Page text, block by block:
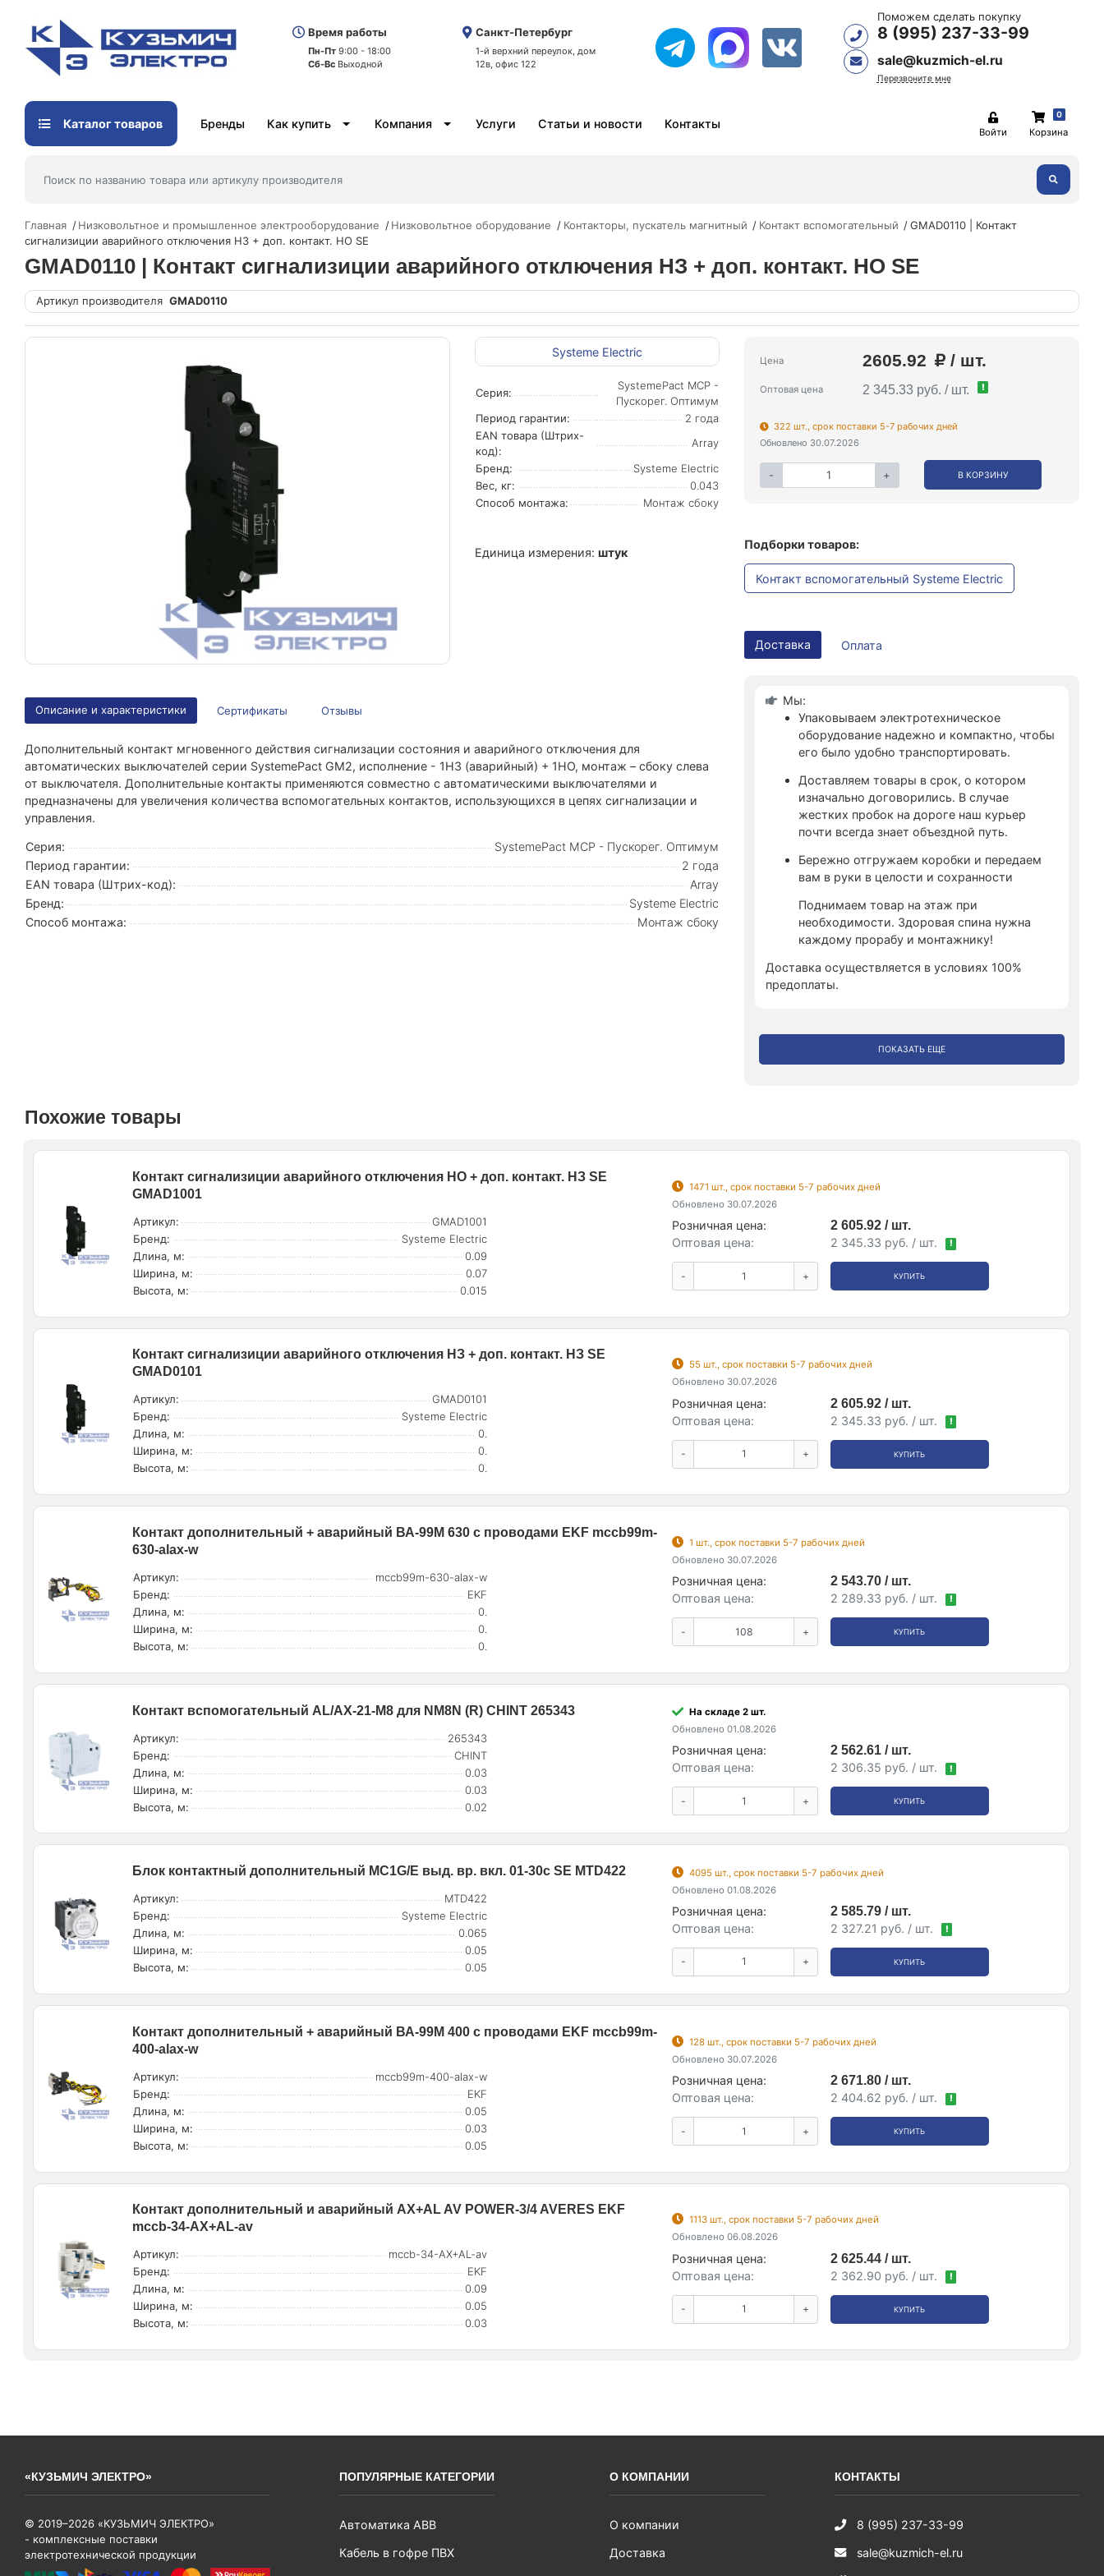
Время работы
Пн-Пт 9:00 - 18:00
Сб-Вс Выходной
Санкт-Петербург
1-й верхний переулок, дом
12в, офис 122
Поможем сделать покупку
8 (995) 237-33-99
sale@kuzmich-el.ru
Перезвоните мне
Каталог товаров Бренды Как купить Компания Услуги Статьи и новости Контакты
Войти
0
Корзина
Главная Низковольтное и промышленное электрооборудование Низковольтное оборудование Контакторы, пускатель магнитный Контакт вспомогательный
GMAD0110 | Контакт
сигнализиции аварийного отключения НЗ + доп. контакт. НО SE
GMAD0110 | Контакт сигнализиции аварийного отключения НЗ + доп. контакт. НО SE
Артикул производителя GMAD0110
Systeme Electric
Серия:
SystemePact MCP -
Пускорег. Оптимум
Период гарантии:
2 года
EAN товара (Штрих-
код):
Array
Бренд:
Systeme Electric
Вес, кг:
0.043
Способ монтажа:
Монтаж сбоку
Единица измерения: штук
Цена 2605.92 / шт.
Оптовая цена 2 345.33 руб. / шт. !
322 шт., срок поставки 5-7 рабочих дней
Обновлено 30.07.2026
- + В КОРЗИНУ
Подборки товаров:
Контакт вспомогательный Systeme Electric
Доставка Оплата
Мы:
Упаковываем электротехническое
оборудование надежно и компактно, чтобы
его было удобно транспортировать.
Доставляем товары в срок, о котором
изначально договорились. В случае
жестких пробок на дороге наш курьер
почти всегда знает объездной путь.
Бережно отгружаем коробки и передаем
вам в руки в целости и сохранности
Поднимаем товар на этаж при
необходимости. Здоровая спина нужна
каждому прорабу и монтажнику!
Доставка осуществляется в условиях 100%
предоплаты.
ПОКАЗАТЬ ЕЩЕ
Описание и характеристики Сертификаты Отзывы
Дополнительный контакт мгновенного действия сигнализации состояния и аварийного отключения для
автоматических выключателей серии SystemePact GM2, исполнение - 1НЗ (аварийный) + 1НО, монтаж – сбоку слева
от выключателя. Дополнительные контакты применяются совместно с автоматическими выключателями и
предназначены для увеличения количества вспомогательных контактов, использующихся в цепях сигнализации и
управления.
Серия:
SystemePact MCP - Пускорег. Оптимум
Период гарантии:
2 года
EAN товара (Штрих-код):
Array
Бренд:
Systeme Electric
Способ монтажа:
Монтаж сбоку
Похожие товары
Контакт сигнализиции аварийного отключения НО + доп. контакт. НЗ SE
GMAD1001
Артикул:
GMAD1001
Бренд:
Systeme Electric
Длина, м:
0.09
Ширина, м:
0.07
Высота, м:
0.015
1471 шт., срок поставки 5-7 рабочих дней
Обновлено 30.07.2026
Розничная цена:
2 605.92 / шт.
Оптовая цена:
2 345.33 руб. / шт. !
- + КУПИТЬ
Контакт сигнализиции аварийного отключения НЗ + доп. контакт. НЗ SE
GMAD0101
Артикул:
GMAD0101
Бренд:
Systeme Electric
Длина, м:
0.
Ширина, м:
0.
Высота, м:
0.
55 шт., срок поставки 5-7 рабочих дней
Обновлено 30.07.2026
Розничная цена:
2 605.92 / шт.
Оптовая цена:
2 345.33 руб. / шт. !
- + КУПИТЬ
Контакт дополнительный + аварийный ВА-99М 630 с проводами EKF mccb99m-
630-alax-w
Артикул:
mccb99m-630-alax-w
Бренд:
EKF
Длина, м:
0.
Ширина, м:
0.
Высота, м:
0.
1 шт., срок поставки 5-7 рабочих дней
Обновлено 30.07.2026
Розничная цена:
2 543.70 / шт.
Оптовая цена:
2 289.33 руб. / шт. !
- + КУПИТЬ
Контакт вспомогательный AL/AX-21-M8 для NM8N (R) CHINT 265343
Артикул:
265343
Бренд:
CHINT
Длина, м:
0.03
Ширина, м:
0.03
Высота, м:
0.02
На складе 2 шт.
Обновлено 01.08.2026
Розничная цена:
2 562.61 / шт.
Оптовая цена:
2 306.35 руб. / шт. !
- + КУПИТЬ
Блок контактный дополнительный MC1G/E выд. вр. вкл. 01-30с SE MTD422
Артикул:
MTD422
Бренд:
Systeme Electric
Длина, м:
0.065
Ширина, м:
0.05
Высота, м:
0.05
4095 шт., срок поставки 5-7 рабочих дней
Обновлено 01.08.2026
Розничная цена:
2 585.79 / шт.
Оптовая цена:
2 327.21 руб. / шт. !
- + КУПИТЬ
Контакт дополнительный + аварийный ВА-99М 400 с проводами EKF mccb99m-
400-alax-w
Артикул:
mccb99m-400-alax-w
Бренд:
EKF
Длина, м:
0.05
Ширина, м:
0.03
Высота, м:
0.05
128 шт., срок поставки 5-7 рабочих дней
Обновлено 30.07.2026
Розничная цена:
2 671.80 / шт.
Оптовая цена:
2 404.62 руб. / шт. !
- + КУПИТЬ
Контакт дополнительный и аварийный AX+AL AV POWER-3/4 AVERES EKF
mccb-34-AX+AL-av
Артикул:
mccb-34-AX+AL-av
Бренд:
EKF
Длина, м:
0.09
Ширина, м:
0.05
Высота, м:
0.03
1113 шт., срок поставки 5-7 рабочих дней
Обновлено 06.08.2026
Розничная цена:
2 625.44 / шт.
Оптовая цена:
2 362.90 руб. / шт. !
- + КУПИТЬ
«КУЗЬМИЧ ЭЛЕКТРО»
© 2019–2026 «КУЗЬМИЧ ЭЛЕКТРО»
- комплексные поставки
электротехнической продукции
ПОПУЛЯРНЫЕ КАТЕГОРИИ
Автоматика ABB
Кабель в гофре ПВХ
О КОМПАНИИ
О компании
Доставка
КОНТАКТЫ
8 (995) 237-33-99
sale@kuzmich-el.ru